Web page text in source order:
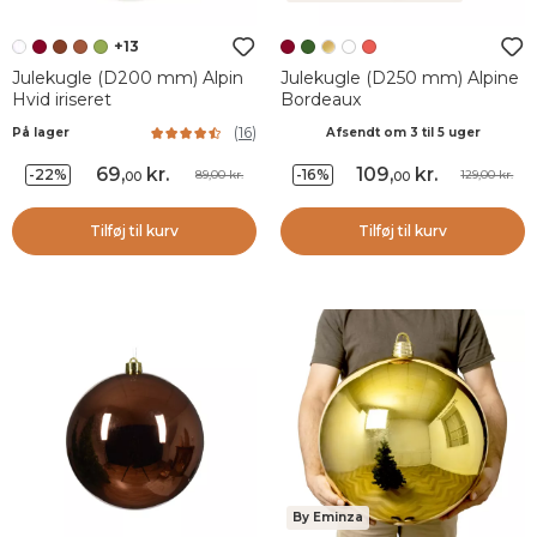
+13
Julekugle (D200 mm) Alpin
Hvid iriseret
På lager (16)
-22% 69,00 kr. 89,00 kr.
Tilføj til kurv
Julekugle (D250 mm) Alpine
Bordeaux
Afsendt om 3 til 5 uger
-16% 109,00kr. 129,00 kr.
Tilføj til kurv
By Eminza